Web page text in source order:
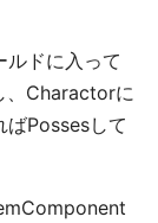
ドに入って
、Charactorに
Possesして